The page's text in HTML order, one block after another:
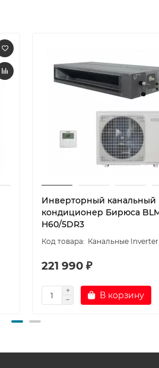
Инверторный канальный
кондиционер Бирюса
H60/5DR3
Канальные Inverter
221 990 ₽
В корзину